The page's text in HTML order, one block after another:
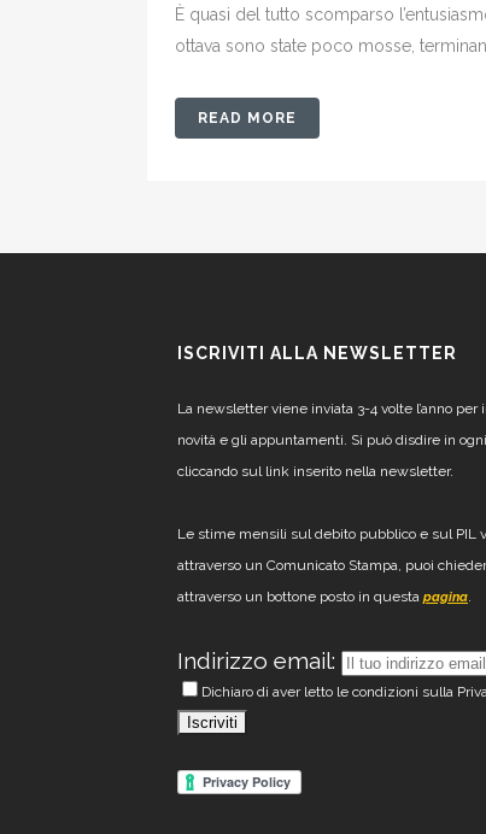
È quasi del tutto scomparso
ottava sono state poco mosse,
READ MORE
ISCRIVITI ALLA NEWSLETTER
La newsletter viene inviata 3-4 volte l’anno per
novità e gli appuntamenti. Si può disdire in
cliccando sul link inserito nella newsletter.
Le stime mensili sul debito pubblico e sul PIL
attraverso un Comunicato Stampa, puoi
attraverso un bottone posto in questa pagina.
Indirizzo email:
Dichiaro di aver letto le condizioni sulla